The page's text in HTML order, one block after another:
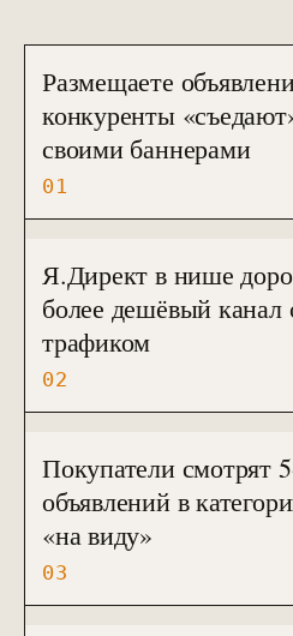
01
Размещаете
конкуренты
своими баннерами
02
Я.Директ в нише
более дешёвый
трафиком
03
Покупатели смотрят
объявлений в
«на виду»